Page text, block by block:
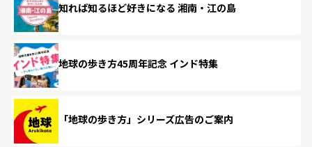
知れば知るほど好きになる 湘南・江の島
地球の歩き方45周年記念 インド特集
「地球の歩き方」シリーズ広告のご案内